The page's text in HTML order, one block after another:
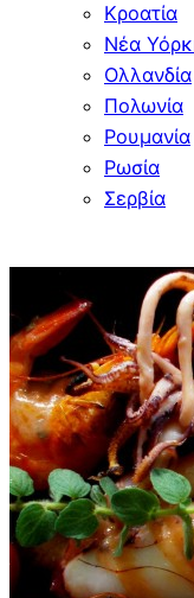
Κροατία
Νέα
Ολλανδία
Πολωνία
Ρουμανία
Ρωσία
Σερβία